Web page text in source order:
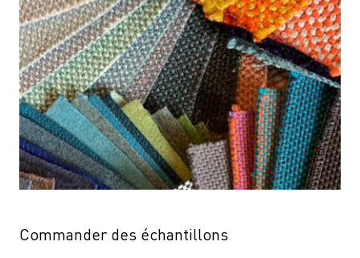
Commander des échantillons